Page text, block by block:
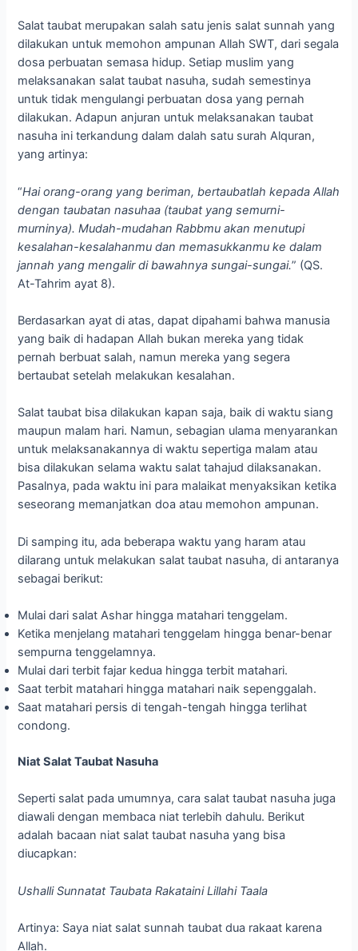
Salat taubat merupakan salah satu jenis salat sunnah yang
dilakukan untuk memohon ampunan Allah SWT, dari segala
dosa perbuatan semasa hidup. Setiap muslim yang
melaksanakan salat taubat nasuha, sudah semestinya
untuk tidak mengulangi perbuatan dosa yang pernah
dilakukan. Adapun anjuran untuk melaksanakan taubat
nasuha ini terkandung dalam dalah satu surah Alquran,
yang artinya:
“Hai orang-orang yang beriman, bertaubatlah kepada Allah
dengan taubatan nasuhaa (taubat yang semurni-
murninya). Mudah-mudahan Rabbmu akan menutupi
kesalahan-kesalahanmu dan memasukkanmu ke dalam
jannah yang mengalir di bawahnya sungai-sungai.” (QS.
At-Tahrim ayat 8).
Berdasarkan ayat di atas, dapat dipahami bahwa manusia
yang baik di hadapan Allah bukan mereka yang tidak
pernah berbuat salah, namun mereka yang segera
bertaubat setelah melakukan kesalahan.
Salat taubat bisa dilakukan kapan saja, baik di waktu siang
maupun malam hari. Namun, sebagian ulama menyarankan
untuk melaksanakannya di waktu sepertiga malam atau
bisa dilakukan selama waktu salat tahajud dilaksanakan.
Pasalnya, pada waktu ini para malaikat menyaksikan ketika
seseorang memanjatkan doa atau memohon ampunan.
Di samping itu, ada beberapa waktu yang haram atau
dilarang untuk melakukan salat taubat nasuha, di antaranya
sebagai berikut:
Mulai dari salat Ashar hingga matahari tenggelam.
Ketika menjelang matahari tenggelam hingga benar-benar
sempurna tenggelamnya.
Mulai dari terbit fajar kedua hingga terbit matahari.
Saat terbit matahari hingga matahari naik sepenggalah.
Saat matahari persis di tengah-tengah hingga terlihat
condong.
Niat Salat Taubat Nasuha
Seperti salat pada umumnya, cara salat taubat nasuha juga
diawali dengan membaca niat terlebih dahulu. Berikut
adalah bacaan niat salat taubat nasuha yang bisa
diucapkan:
Ushalli Sunnatat Taubata Rakataini Lillahi Taala
Artinya: Saya niat salat sunnah taubat dua rakaat karena
Allah.